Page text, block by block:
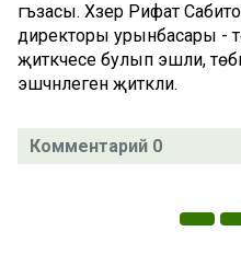
әгъзасы. Хәзер Рифат
директоры урынбасары -
җитәкчесе булып эшли,
эшчәнлеген җитәкли.
Комментарий 0